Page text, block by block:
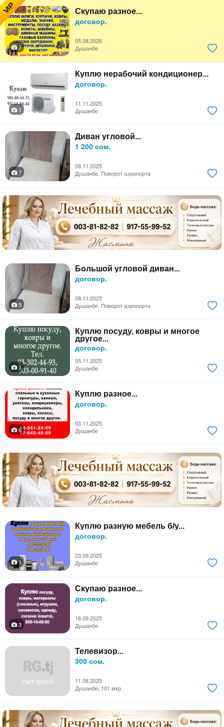
VIP Скупаю разное...
договор.
05.08.2026
7
Душанбе
Куплю нерабочий кондиционер...
договор.
11.11.2025
1
Душанбе
Диван угловой...
1 200 сом.
08.11.2025
7
Душанбе, Поворот аэропорта
Большой угловой диван...
договор.
08.11.2025
5
Душанбе, Поворот аэропорта
Куплю посуду, ковры и многое
другое...
договор.
05.11.2025
1
Душанбе
Куплю разное...
договор.
03.11.2025
6
Душанбе
Куплю разную мебель б/у...
договор.
23.09.2025
1
Душанбе
Скупаю разное...
договор.
18.09.2025
3
Душанбе
Нет фото
Телевизор...
300 сом.
11.08.2025
Душанбе, 101 мкр